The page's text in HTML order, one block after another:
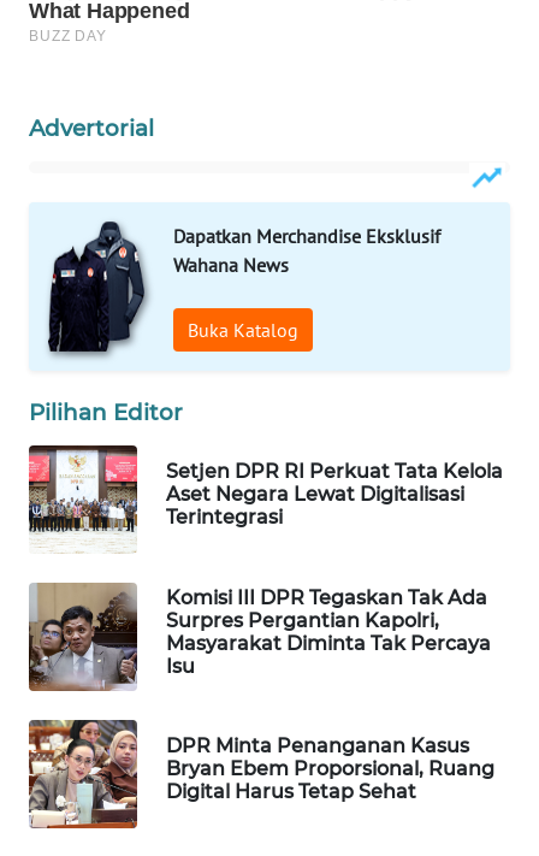
Advertorial
Dapatkan Merchandise Eksklusif
Wahana News
Buka Katalog
Pilihan Editor
Setjen DPR RI Perkuat Tata Kelola
Aset Negara Lewat Digitalisasi
Terintegrasi
Komisi III DPR Tegaskan Tak Ada
Surpres Pergantian Kapolri,
Masyarakat Diminta Tak Percaya
Isu
DPR Minta Penanganan Kasus
Bryan Ebem Proporsional, Ruang
Digital Harus Tetap Sehat
Wahana
Network
LISTRIK
WALINKI
ID
MAWAKA
MARTABAT
NET
PLN
MKLI
LPKKI
LKKI
KOPEKLIN